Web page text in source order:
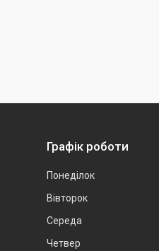
Графік роботи
Понеділок
Вівторок
Середа
Четвер